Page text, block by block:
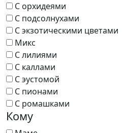
С орхидеями
С подсолнухами
С экзотическими цветами
Микс
С лилиями
С каллами
С эустомой
С пионами
С ромашками
Кому